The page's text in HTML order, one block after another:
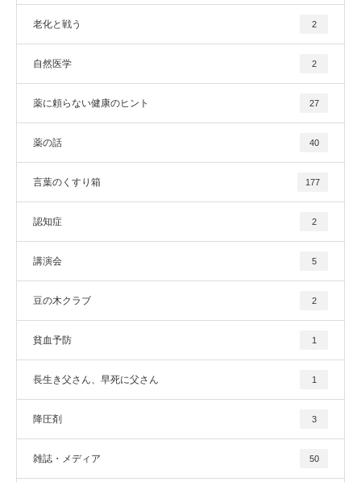
老化と戦う 2
自然医学 2
薬に頼らない健康のヒント 27
薬の話 40
言葉のくすり箱 177
認知症 2
講演会 5
豆の木クラブ 2
貧血予防 1
長生き父さん、早死に父さん 1
降圧剤 3
雑誌・メディア 50